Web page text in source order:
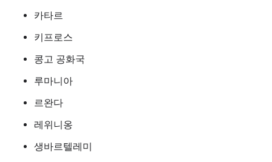
카타르
키프로스
콩고 공화국
루마니아
르완다
레위니옹
생바르텔레미